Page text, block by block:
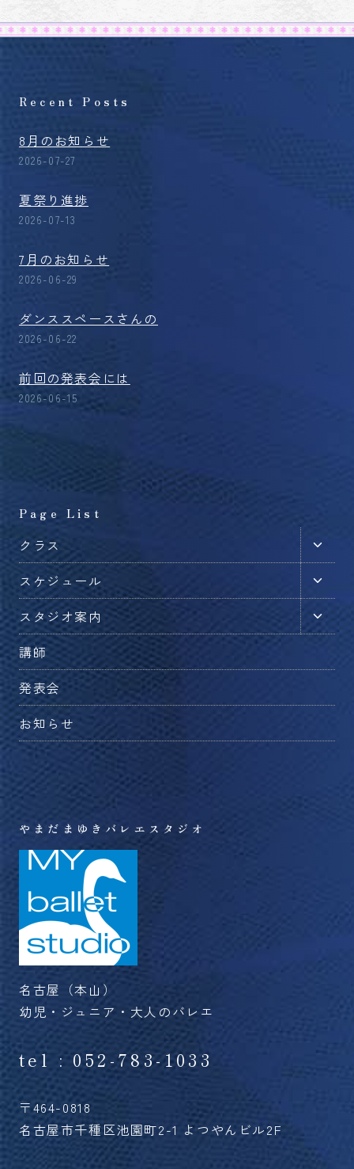
Recent Posts
8月のお知らせ
2026-07-27
夏祭り進捗
2026-07-13
7月のお知らせ
2026-06-29
ダンススペースさんの
2026-06-22
前回の発表会には
2026-06-15
Page List
クラス
子
メ
ニ
ュ
ー
切
替
スケジュール
子
メ
ニ
ュ
切
替
スタジオ案内
子
メ
ュ
切
講師
発表会
お知らせ
やまだまゆきバレエスタジオ
名古屋（本山）
幼児・ジュニア・大人のバレエ
tel : 052-783-1033
〒464-0818
名古屋市千種区池園町2-1 よつやんビル2F